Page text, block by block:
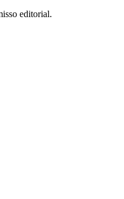
editorial.